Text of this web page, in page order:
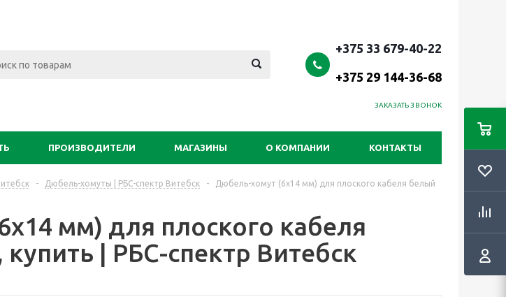
+375 33 679-40-22
+375 29 144-36-68
ЗАКАЗАТЬ ЗВОНОК
ПРОИЗВОДИТЕЛИ МАГАЗИНЫ О КОМПАНИИ КОНТАКТЫ
- Дюбель-хомуты | РБС-спектр Витебск -
Дюбель-хомут (6х14 мм) для плоского кабеля белый
мм) для плоского кабеля
| РБС-спектр Витебск